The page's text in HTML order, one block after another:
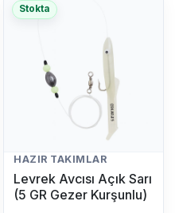
Stokta
HAZIR TAKIMLAR
Levrek Avcısı Açık Sarı
(5 GR Gezer Kurşunlu)